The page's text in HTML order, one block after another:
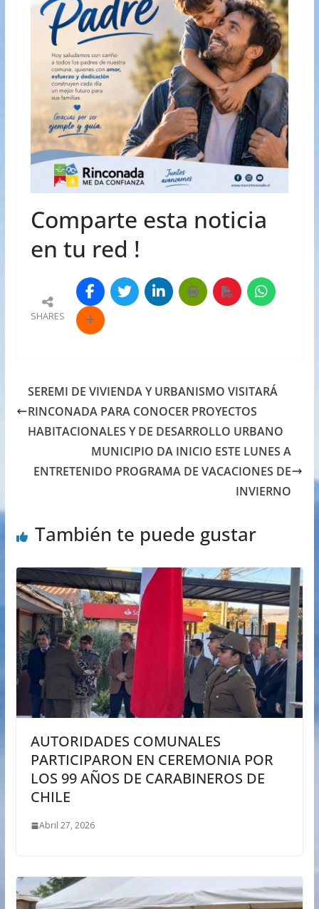
Comparte esta noticia
en tu red !
SHARES
SEREMI DE VIVIENDA Y URBANISMO VISITARÁ
RINCONADA PARA CONOCER PROYECTOS
HABITACIONALES Y DE DESARROLLO URBANO
MUNICIPIO DA INICIO ESTE LUNES A
ENTRETENIDO PROGRAMA DE VACACIONES DE
INVIERNO
También te puede gustar
AUTORIDADES COMUNALES
PARTICIPARON EN CEREMONIA POR
LOS 99 AÑOS DE CARABINEROS DE
CHILE
Abril 27, 2026